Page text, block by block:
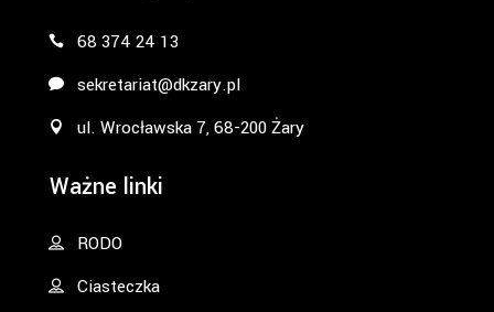
68 374 24 13
sekretariat@dkzary.pl
ul. Wrocławska 7, 68-200 Żary
Ważne linki
RODO
Ciasteczka